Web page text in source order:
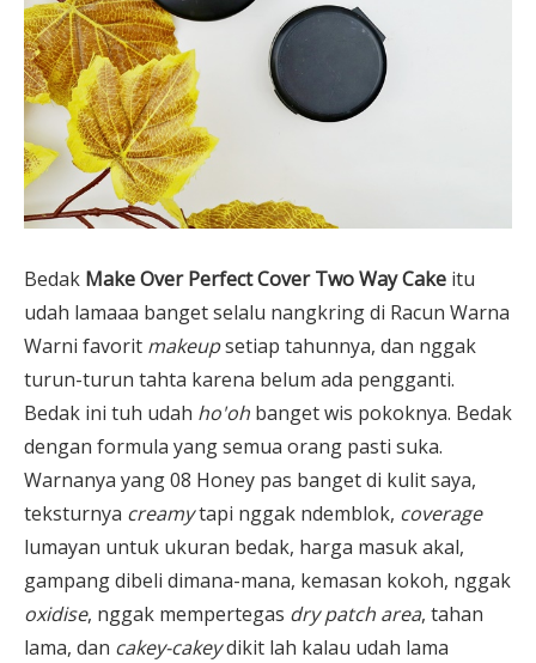
Bedak Make Over Perfect Cover Two Way Cake itu
udah lamaaa banget selalu nangkring di Racun Warna
Warni favorit makeupsetiap tahunnya, dan nggak
turun-turun tahta karena belum ada pengganti.
Bedak ini tuh udah ho'oh banget wis pokoknya. Bedak
dengan formula yang semua orang pasti suka.
Warnanya yang 08 Honey pas banget di kulit saya,
teksturnya creamytapi nggak ndemblok, coverage
lumayan untuk ukuran bedak, harga masuk akal,
gampang dibeli dimana-mana, kemasan kokoh, nggak
oxidise, nggak mempertegas dry patch area, tahan
lama, dan cakey-cakeydikit lah kalau udah lama